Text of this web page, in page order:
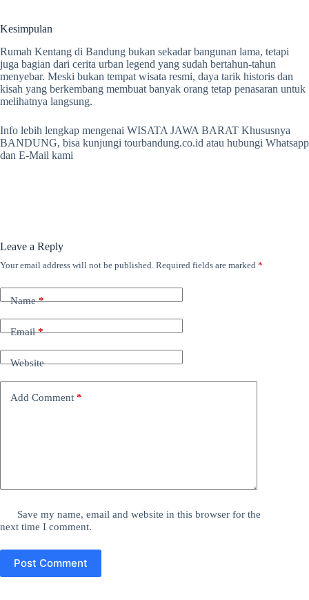
Kesimpulan
Rumah Kentang di Bandung bukan sekadar bangunan lama, tetapi
juga bagian dari cerita urban legend yang sudah bertahun-tahun
menyebar. Meski bukan tempat wisata resmi, daya tarik historis dan
kisah yang berkembang membuat banyak orang tetap penasaran untuk
melihatnya langsung.
Info lebih lengkap mengenai WISATA JAWA BARAT Khususnya
BANDUNG, bisa kunjungi tourbandung.co.id atau hubungi Whatsapp
dan E-Mail kami
Leave a Reply
Your email address will not be published. Required fields are marked *
Name*
Email*
Website
Add Comment *
Save my name, email and website in this browser for the
next time I comment.
Post Comment